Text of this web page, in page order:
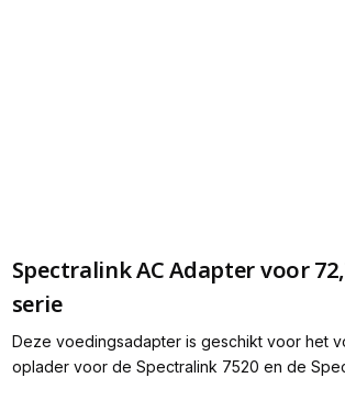
Spectralink AC Adapter voor
serie
Deze voedingsadapter is geschikt voor het
oplader voor de Spectralink 7520 en de